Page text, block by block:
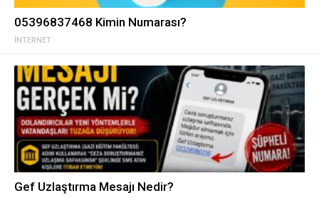
İNTERNET
05396837468 Kimin Numarası?
Gef Uzlaştırma Mesajı Nedir?